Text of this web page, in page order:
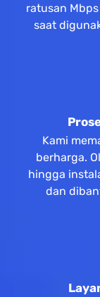
ratusan
saat
Kami
berharga.
hingga
dan